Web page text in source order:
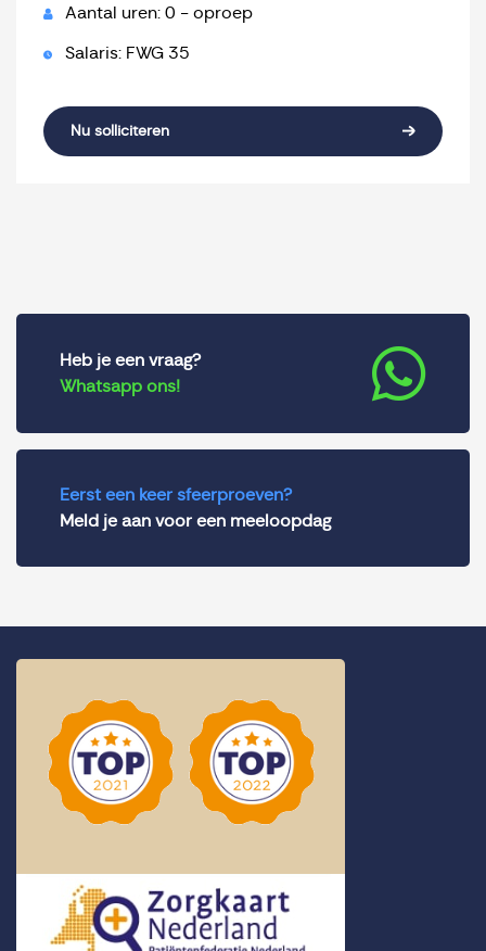
Aantal uren: 0 - oproep
Salaris: FWG 35
Nu solliciteren
Heb je een vraag?
Whatsapp ons!
Eerst een keer sfeerproeven?
Meld je aan voor een meeloopdag